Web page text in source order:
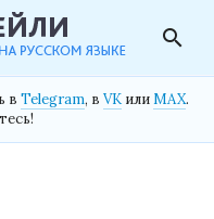
search
в Telegram, в VK илиMAX.